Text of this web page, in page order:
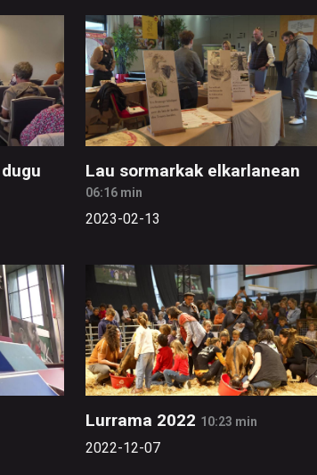
Lau sormarkak elkarlanean
06:16 min
2023-02-13
Lurrama 2022 10:23 min
2022-12-07